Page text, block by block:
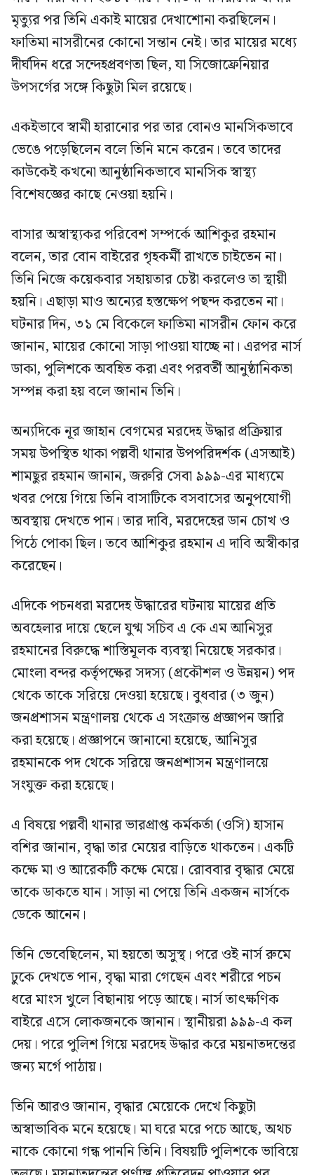
মৃত্যুর পর তিনি একাই মায়ের দেখাশোনা করছিলেন।
ফাতিমা নাসরীনের কোনো সন্তান নেই। তার মায়ের মধ্যে
দীর্ঘদিন ধরে সন্দেহপ্রবণতা ছিল, যা সিজোফ্রেনিয়ার
উপসর্গের সঙ্গে কিছুটা মিল রয়েছে।
একইভাবে স্বামী হারানোর পর তার বোনও মানসিকভাবে
ভেঙে পড়েছিলেন বলে তিনি মনে করেন। তবে তাদের
কাউকেই কখনো আনুষ্ঠানিকভাবে মানসিক স্বাস্থ্য
বিশেষজ্ঞের কাছে নেওয়া হয়নি।
বাসার অস্বাস্থ্যকর পরিবেশ সম্পর্কে আশিকুর রহমান
বলেন, তার বোন বাইরের গৃহকর্মী রাখতে চাইতেন না।
তিনি নিজে কয়েকবার সহায়তার চেষ্টা করলেও তা স্থায়ী
হয়নি। এছাড়া মাও অন্যের হস্তক্ষেপ পছন্দ করতেন না।
ঘটনার দিন, ৩১ মে বিকেলে ফাতিমা নাসরীন ফোন করে
জানান, মায়ের কোনো সাড়া পাওয়া যাচ্ছে না। এরপর নার্স
ডাকা, পুলিশকে অবহিত করা এবং পরবর্তী আনুষ্ঠানিকতা
সম্পন্ন করা হয় বলে জানান তিনি।
অন্যদিকে নূর জাহান বেগমের মরদেহ উদ্ধার প্রক্রিয়ার
সময় উপস্থিত থাকা পল্লবী থানার উপপরিদর্শক (এসআই)
শামছুর রহমান জানান, জরুরি সেবা ৯৯৯-এর মাধ্যমে
খবর পেয়ে গিয়ে তিনি বাসাটিকে বসবাসের অনুপযোগী
অবস্থায় দেখতে পান। তার দাবি, মরদেহের ডান চোখ ও
পিঠে পোকা ছিল। তবে আশিকুর রহমান এ দাবি অস্বীকার
করেছেন।
এদিকে পচনধরা মরদেহ উদ্ধারের ঘটনায় মায়ের প্রতি
অবহেলার দায়ে ছেলে যুগ্ম সচিব এ কে এম আনিসুর
রহমানের বিরুদ্ধে শাস্তিমূলক ব্যবস্থা নিয়েছে সরকার।
মোংলা বন্দর কর্তৃপক্ষের সদস্য (প্রকৌশল ও উন্নয়ন) পদ
থেকে তাকে সরিয়ে দেওয়া হয়েছে। বুধবার (৩ জুন)
জনপ্রশাসন মন্ত্রণালয় থেকে এ সংক্রান্ত প্রজ্ঞাপন জারি
করা হয়েছে। প্রজ্ঞাপনে জানানো হয়েছে, আনিসুর
রহমানকে পদ থেকে সরিয়ে জনপ্রশাসন মন্ত্রণালয়ে
সংযুক্ত করা হয়েছে।
এ বিষয়ে পল্লবী থানার ভারপ্রাপ্ত কর্মকর্তা (ওসি) হাসান
বশির জানান, বৃদ্ধা তার মেয়ের বাড়িতে থাকতেন। একটি
কক্ষে মা ও আরেকটি কক্ষে মেয়ে। রোববার বৃদ্ধার মেয়ে
তাকে ডাকতে যান। সাড়া না পেয়ে তিনি একজন নার্সকে
ডেকে আনেন।
তিনি ভেবেছিলেন, মা হয়তো অসুস্থ। পরে ওই নার্স রুমে
ঢুকে দেখতে পান, বৃদ্ধা মারা গেছেন এবং শরীরে পচন
ধরে মাংস খুলে বিছানায় পড়ে আছে। নার্স তাৎক্ষণিক
বাইরে এসে লোকজনকে জানান। স্থানীয়রা ৯৯৯-এ কল
দেয়। পরে পুলিশ গিয়ে মরদেহ উদ্ধার করে ময়নাতদন্তের
জন্য মর্গে পাঠায়।
তিনি আরও জানান, বৃদ্ধার মেয়েকে দেখে কিছুটা
অস্বাভাবিক মনে হয়েছে। মা ঘরে মরে পচে আছে, অথচ
নাকে কোনো গন্ধ পাননি তিনি। বিষয়টি পুলিশকে ভাবিয়ে